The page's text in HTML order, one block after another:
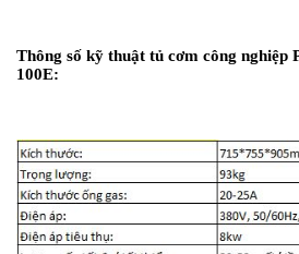
Thông số kỹ thuật tủ cơm công nghiệp
100E: